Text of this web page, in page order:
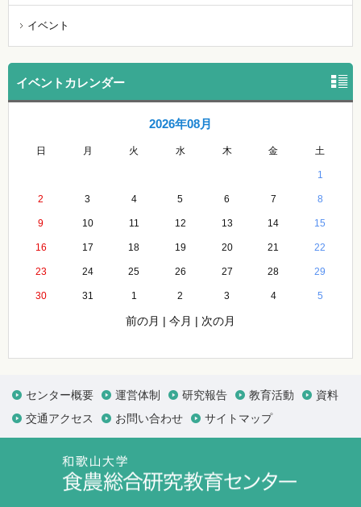
イベント
イベントカレンダー
2026年08月
日 月 火 水 木 金 土
1
2 3 4 5 6 7 8
9 10 11 12 13 14 15
16 17 18 19 20 21 22
23 24 25 26 27 28 29
30 31 1 2 3 4 5
前の月 | 今月 | 次の月
センター概要 運営体制 研究報告 教育活動
資料
交通アクセス
お問い合わせ サイトマップ